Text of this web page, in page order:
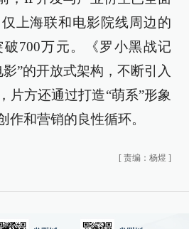
上海联和电影院线周边的
700万元。《罗小黑战记
”的开放式架构，不断引入
片方还通过打造“萌系”形象
作和营销的良性循环。
[ 责编：杨煜 ]